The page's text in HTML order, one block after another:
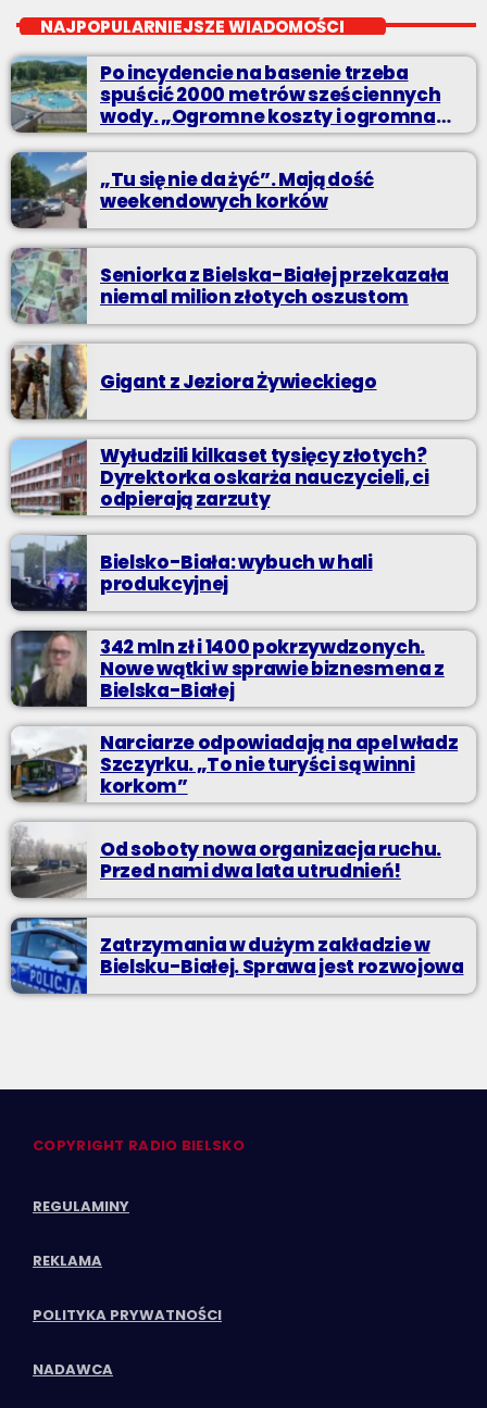
Z Kina Wzięte to audycja w której film występuje roli głównej.
NAJPOPULARNIEJSZE WIADOMOŚCI
Po incydencie na basenie trzeba
spuścić 2000 metrów sześciennych
wody. „Ogromne koszty i ogromna
praca”
„Tu się nie da żyć”. Mają dość
weekendowych korków
Seniorka z Bielska-Białej przekazała
niemal milion złotych oszustom
Gigant z Jeziora Żywieckiego
Wyłudzili kilkaset tysięcy złotych?
Dyrektorka oskarża nauczycieli, ci
odpierają zarzuty
Bielsko-Biała: wybuch w hali
produkcyjnej
342 mln zł i 1400 pokrzywdzonych.
Nowe wątki w sprawie biznesmena z
Bielska-Białej
Narciarze odpowiadają na apel władz
Szczyrku. „To nie turyści są winni
korkom”
Od soboty nowa organizacja ruchu.
Przed nami dwa lata utrudnień!
Zatrzymania w dużym zakładzie w
Bielsku-Białej. Sprawa jest rozwojowa
COPYRIGHT RADIO BIELSKO
REGULAMINY
REKLAMA
POLITYKA PRYWATNOŚCI
NADAWCA